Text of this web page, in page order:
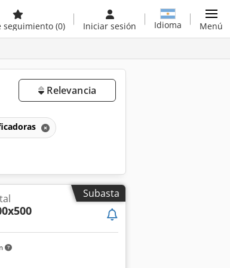
seguimiento (0) Iniciar sesión Idioma Menú
Relevancia
Subasta